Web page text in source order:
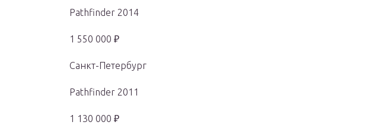
Pathfinder 2014
1 550 000 ₽
Санкт-Петербург
Pathfinder 2011
1 130 000 ₽